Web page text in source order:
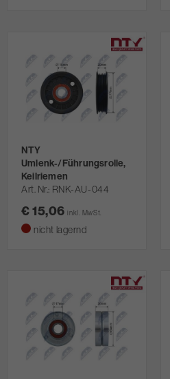
NTY
Umlenk-/Führungsrolle,
Keilriemen
Art. Nr. RNK-AU-044
€ 15,06inkl. MwSt.
nicht lagernd